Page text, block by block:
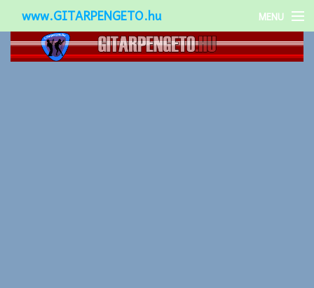
www.GITARPENGETO.hu MENU
Népszerű-